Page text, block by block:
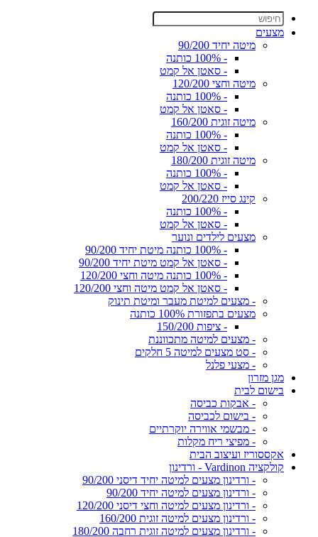
מצעים
מיטה יחיד 90/200
- 100% כותנה
- סאטן אל קמט
מיטה וחצי 120/200
- 100% כותנה
- סאטן אל קמט
מיטה זוגית 160/200
- 100% כותנה
- סאטן אל קמט
מיטה זוגית 180/200
- 100% כותנה
- סאטן אל קמט
קינג סייז 200/220
- 100% כותנה
- סאטן אל קמט
מצעים לילדים ונוער
- 100% כותנה מיטת יחיד 90/200
- סאטן אל קמט מיטת יחיד 90/200
- 100% כותנה מיטה וחצי 120/200
- סאטן אל קמט מיטה וחצי 120/200
- מצעים למיטת מעבר ומיטת תינוק
מצעים בתפזורת 100% כותנה
- ציפות 150/200
- מצעים למיטה מתכווננת
- סט מצעים למיטה 5 חלקים
- מצעי פלנל
מגן מזרון
בישום לבית
- אבקות כביסה
- בישום לכביסה
- מבשמי אווירה יוקרתיים
- מפיצי ריח מקלות
אקססוריז ועיצוב הבית
קולקציה Vardinon - ורדינון
- ורדינון מצעים למיטה יחיד דיסני 90/200
- ורדינון מצעים למיטה יחיד 90/200
- ורדינון מצעים למיטה וחצי דיסני 120/200
- ורדינון מצעים למיטה זוגית 160/200
- ורדינון מצעים למיטה זוגית רחבה 180/200